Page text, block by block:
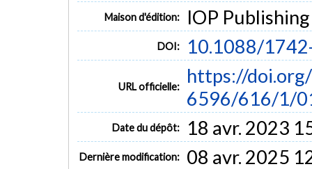
Maison d'édition: IOP Publishing
DOI: 10.1088/
URL officielle:
https://
6596/616/1/
Date du dépôt: 18 avr. 2023
Dernière modification: 08 avr. 2025